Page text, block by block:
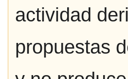
actividad
propuestas